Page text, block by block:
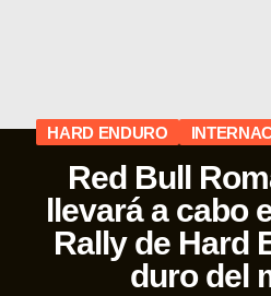
INTERNACIONALES
NACIONALES
HARD ENDURO
Red Bull
llevará a cabo
Rally de Hard
duro del